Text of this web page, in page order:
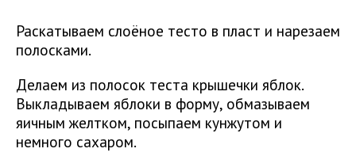
Раскатываем слоёное тесто в пласт и нарезаем
полосками.
Делаем из полосок теста крышечки яблок.
Выкладываем яблоки в форму, обмазываем
яичным желтком, посыпаем кунжутом и
немного сахаром.